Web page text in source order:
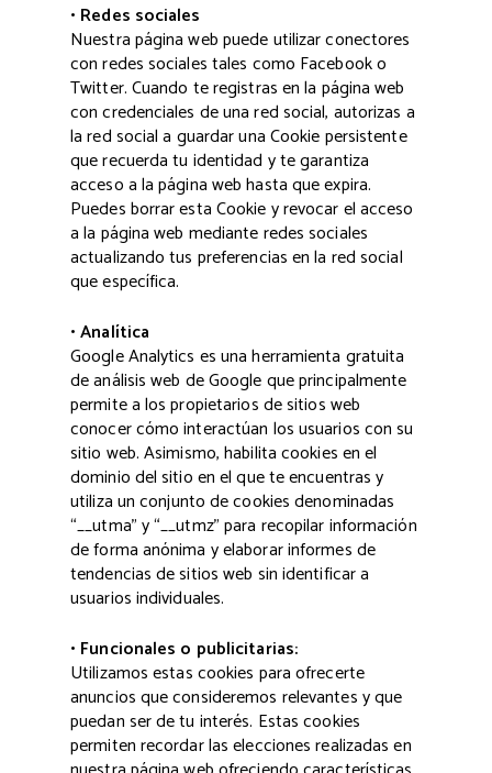
• Redes sociales
Nuestra página web puede utilizar conectores
con redes sociales tales como Facebook o
Twitter. Cuando te registras en la página web
con credenciales de una red social, autorizas a
la red social a guardar una Cookie persistente
que recuerda tu identidad y te garantiza
acceso a la página web hasta que expira.
Puedes borrar esta Cookie y revocar el acceso
a la página web mediante redes sociales
actualizando tus preferencias en la red social
que específica.
• Analítica
Google Analytics es una herramienta gratuita
de análisis web de Google que principalmente
permite a los propietarios de sitios web
conocer cómo interactúan los usuarios con su
sitio web. Asimismo, habilita cookies en el
dominio del sitio en el que te encuentras y
utiliza un conjunto de cookies denominadas
“__utma” y “__utmz” para recopilar información
de forma anónima y elaborar informes de
tendencias de sitios web sin identificar a
usuarios individuales.
• Funcionales o publicitarias:
Utilizamos estas cookies para ofrecerte
anuncios que consideremos relevantes y que
puedan ser de tu interés. Estas cookies
permiten recordar las elecciones realizadas en